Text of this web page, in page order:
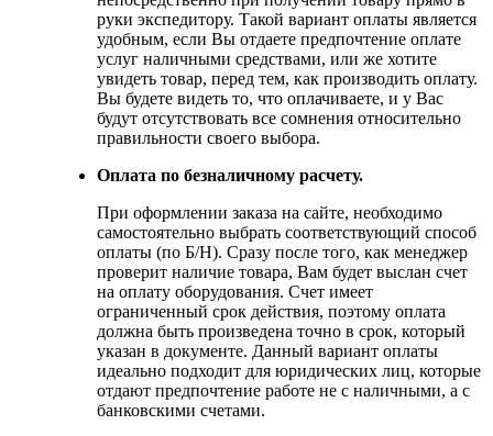
руки экспедитору. Такой вариант оплаты является
удобным, если Вы отдаете предпочтение оплате
услуг наличными средствами, или же хотите
увидеть товар, перед тем, как производить оплату.
Вы будете видеть то, что оплачиваете, и у Вас
будут отсутствовать все сомнения относительно
правильности своего выбора.
Оплата по безналичному расчету.
При оформлении заказа на сайте, необходимо
самостоятельно выбрать соответствующий способ
оплаты (по Б/Н). Сразу после того, как менеджер
проверит наличие товара, Вам будет выслан счет
на оплату оборудования. Счет имеет
ограниченный срок действия, поэтому оплата
должна быть произведена точно в срок, который
указан в документе. Данный вариант оплаты
идеально подходит для юридических лиц, которые
отдают предпочтение работе не с наличными, а с
банковскими счетами.